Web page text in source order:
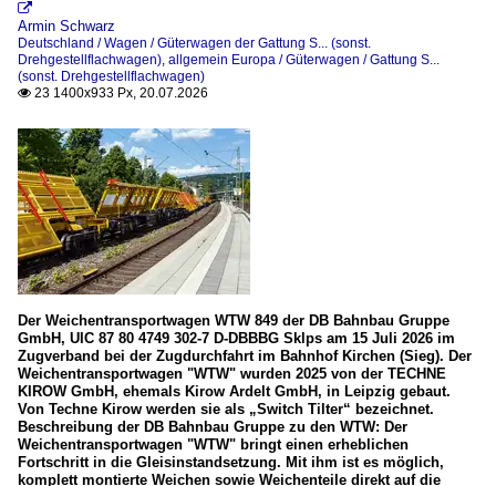

Armin Schwarz
Deutschland / Wagen / Güterwagen der Gattung S... (sonst.
Drehgestellflachwagen), allgemein Europa / Güterwagen / Gattung S...
(sonst. Drehgestellflachwagen)
 23 1400x933 Px, 20.07.2026
Der Weichentransportwagen WTW 849 der DB Bahnbau Gruppe
GmbH, UIC 87 80 4749 302-7 D-DBBBG Sklps am 15 Juli 2026 im
Zugverband bei der Zugdurchfahrt im Bahnhof Kirchen (Sieg). Der
Weichentransportwagen "WTW" wurden 2025 von der TECHNE
KIROW GmbH, ehemals Kirow Ardelt GmbH, in Leipzig gebaut.
Von Techne Kirow werden sie als „Switch Tilter“ bezeichnet.
Beschreibung der DB Bahnbau Gruppe zu den WTW: Der
Weichentransportwagen "WTW" bringt einen erheblichen
Fortschritt in die Gleisinstandsetzung. Mit ihm ist es möglich,
komplett montierte Weichen sowie Weichenteile direkt auf die